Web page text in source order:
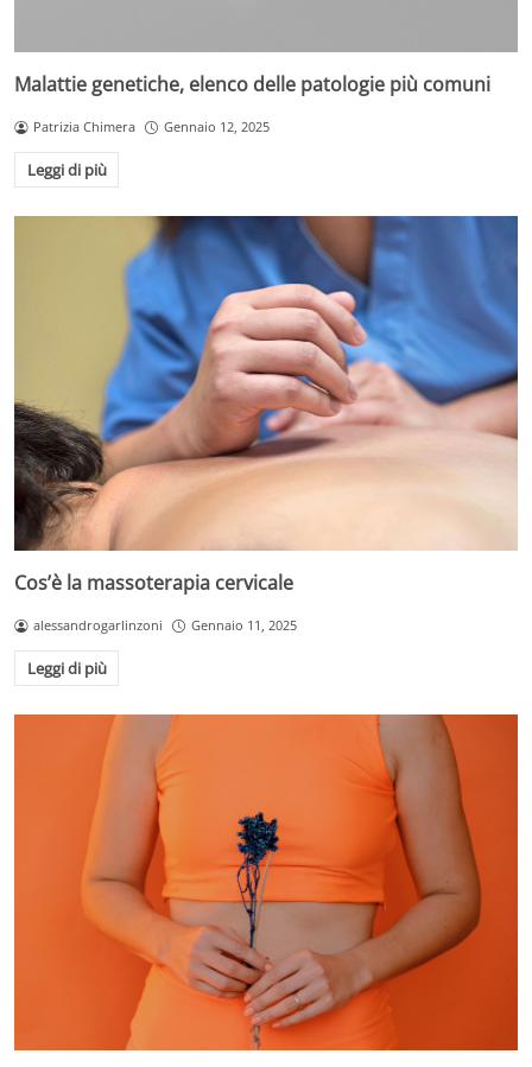
Malattie genetiche, elenco delle patologie più comuni
Patrizia Chimera Gennaio 12, 2025
Leggi di più
Cos’è la massoterapia cervicale
alessandrogarlinzoni Gennaio 11, 2025
Leggi di più